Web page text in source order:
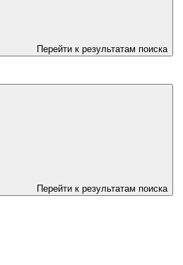
Перейти к результатам поиска
Перейти к результатам поиска